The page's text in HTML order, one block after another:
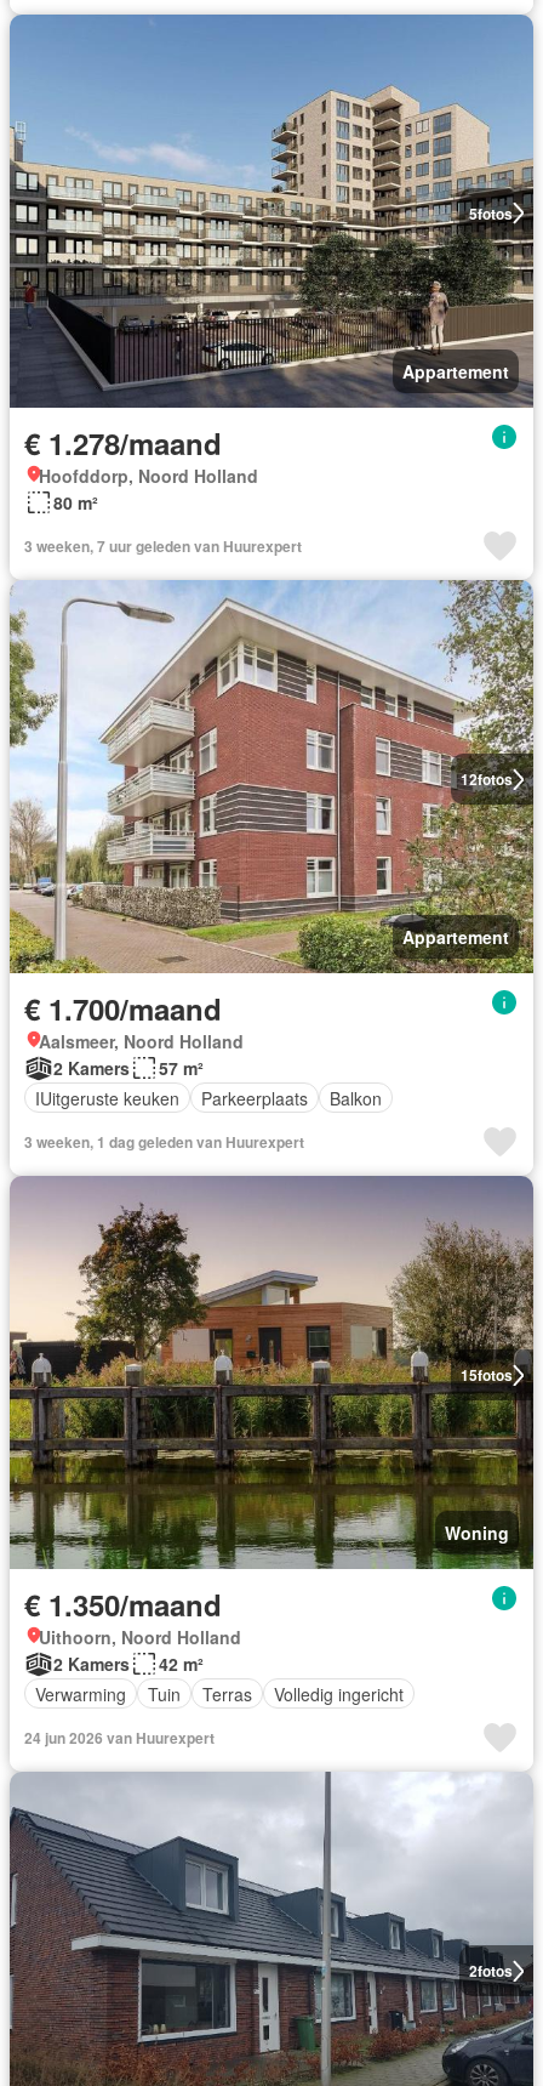
5fotos
Appartement
€ 1.278/maand
Hoofddorp, Noord Holland
80 m²
3 weeken, 7 uur geleden van Huurexpert
12fotos
Appartement
€ 1.700/maand
Aalsmeer, Noord Holland
2 Kamers
57 m²
IUitgeruste keuken
Parkeerplaats Balkon
3 weeken, 1 dag geleden van Huurexpert
15fotos
Woning
€ 1.350/maand
Uithoorn, Noord Holland
2 Kamers
42 m²
Verwarming
Tuin Terras Volledig ingericht
24 jun 2026 van Huurexpert
2fotos